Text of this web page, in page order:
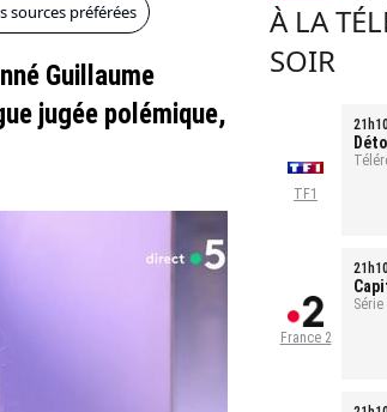
sources préférées
Guillaume
jugée polémique,
À LA
SOIR
TF1
tout
France 2